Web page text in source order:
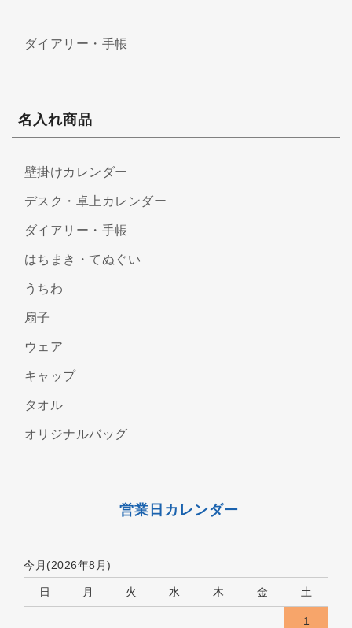
ダイアリー・手帳
名入れ商品
壁掛けカレンダー
デスク・卓上カレンダー
ダイアリー・手帳
はちまき・てぬぐい
うちわ
扇子
ウェア
キャップ
タオル
オリジナルバッグ
営業日カレンダー
今月(2026年8月)
日 月 火 水 木 金 土
1